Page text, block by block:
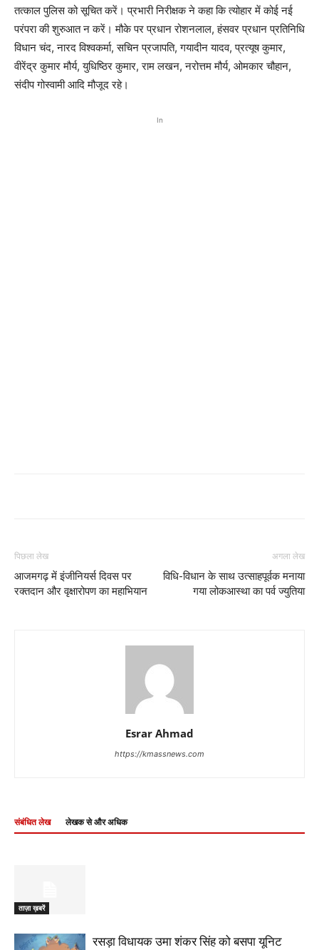
तत्काल पुलिस को सूचित करें। प्रभारी निरीक्षक ने कहा कि त्योहार में कोई नई
परंपरा की शुरुआत न करें। मौके पर प्रधान रोशनलाल, हंसवर प्रधान प्रतिनिधि
विधान चंद, नारद विश्वकर्मा, सचिन प्रजापति, गयादीन यादव, प्रत्यूष कुमार,
वीरेंद्र कुमार मौर्य, युधिष्ठिर कुमार, राम लखन, नरोत्तम मौर्य, ओमकार चौहान,
संदीप गोस्वामी आदि मौजूद रहे।
In
पिछला लेख
आजमगढ़ में इंजीनियर्स दिवस पर
रक्तदान और वृक्षारोपण का महाभियान
अगला लेख
विधि-विधान के साथ उत्साहपूर्वक मनाया
गया लोकआस्था का पर्व ज्युतिया
Esrar Ahmad
https://kmassnews.com
संबंधित लेख लेखक से और अधिक
ताज़ा ख़बरें
रसड़ा विधायक उमा शंकर सिंह को बसपा यूनिट